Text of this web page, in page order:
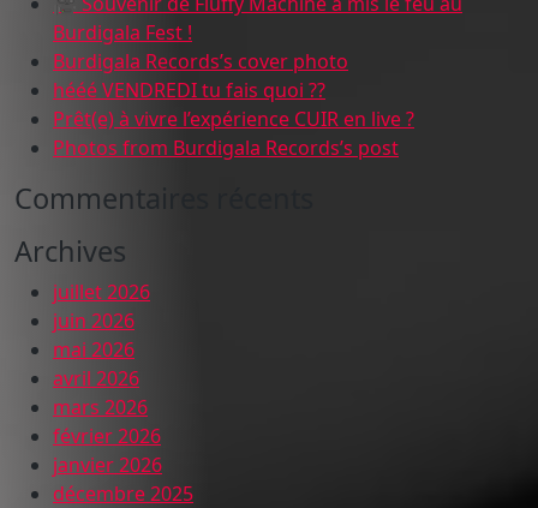
Burdigala Fest !
Burdigala Records’s cover photo
hééé VENDREDI tu fais quoi ??
Prêt(e) à vivre l’expérience CUIR en live ?
Photos from Burdigala Records’s post
Commentaires récents
Archives
juillet 2026
juin 2026
mai 2026
avril 2026
mars 2026
février 2026
janvier 2026
décembre 2025